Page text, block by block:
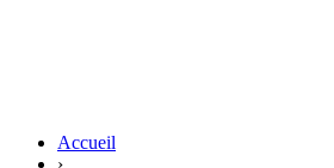
Accueil